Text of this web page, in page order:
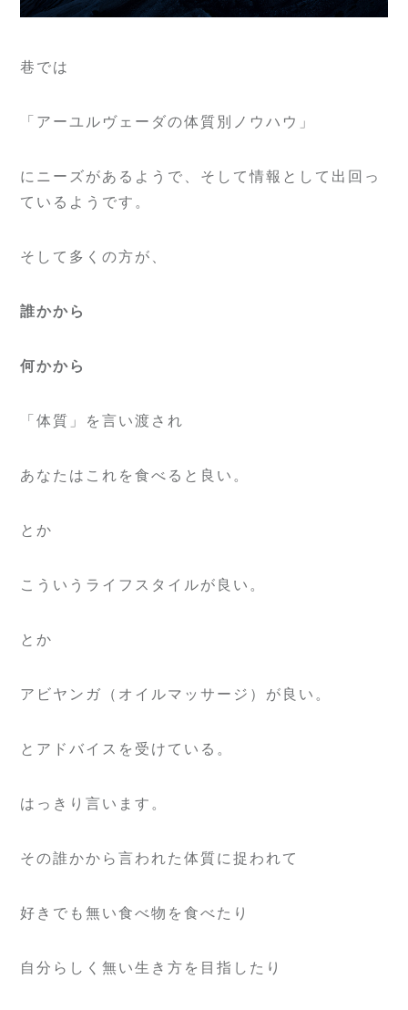
巷では
「アーユルヴェーダの体質別ノウハウ」
にニーズがあるようで、そして情報として出回っ
ているようです。
そして多くの方が、
誰かから
何かから
「体質」を言い渡され
あなたはこれを食べると良い。
とか
こういうライフスタイルが良い。
とか
アビヤンガ（オイルマッサージ）が良い。
とアドバイスを受けている。
はっきり言います。
その誰かから言われた体質に捉われて
好きでも無い食べ物を食べたり
自分らしく無い生き方を目指したり